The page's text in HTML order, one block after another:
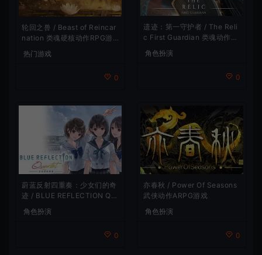
轮回之兽 / Beast of Reincar
nation 类魂硬核动作RPG游
热门游戏
0
遗迹：第一守护者 / The Reli
c First Guardian 类魂动作R
PG游戏
角色扮演
0
蔚蓝反射四重奏：少女们的奇
迹 / BLUE REFLECTION Qu
角色扮演
0
亦春秋 / Power Of Seasons
武侠动作ARPG游戏
角色扮演
0